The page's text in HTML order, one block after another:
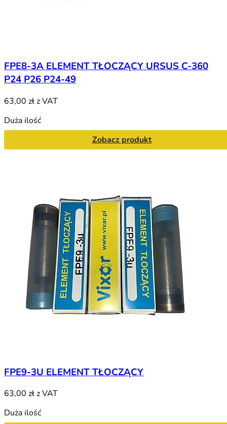
FPE8-3A ELEMENT TŁOCZĄCY URSUS C-360
P24 P26 P24-49
63,00 złz VAT
Duża ilość
Zobacz produkt
FPE9-3U ELEMENT TŁOCZĄCY
63,00 złz VAT
Duża ilość